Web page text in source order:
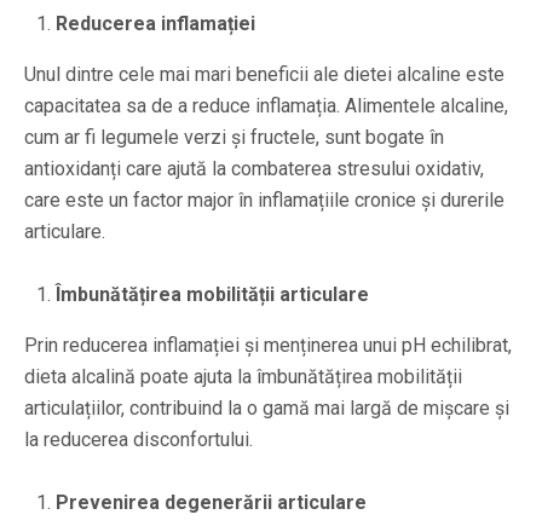
Reducerea inflamației
Unul dintre cele mai mari beneficii ale dietei alcaline este
capacitatea sa de a reduce inflamația. Alimentele alcaline,
cum ar fi legumele verzi și fructele, sunt bogate în
antioxidanți care ajută la combaterea stresului oxidativ,
care este un factor major în inflamațiile cronice și durerile
articulare.
Îmbunătățirea mobilității articulare
Prin reducerea inflamației și menținerea unui pH echilibrat,
dieta alcalină poate ajuta la îmbunătățirea mobilității
articulațiilor, contribuind la o gamă mai largă de mișcare și
la reducerea disconfortului.
Prevenirea degenerării articulare